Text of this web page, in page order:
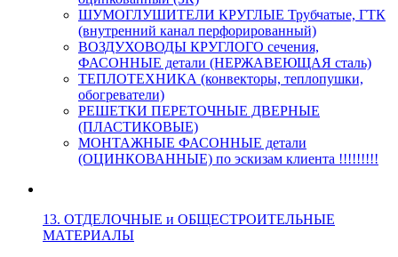
ШУМОГЛУШИТЕЛИ КРУГЛЫЕ Трубчатые, ГТК
(внутренний канал перфорированный)
ВОЗДУХОВОДЫ КРУГЛОГО сечения,
ФАСОННЫЕ детали (НЕРЖАВЕЮЩАЯ сталь)
ТЕПЛОТЕХНИКА (конвекторы, теплопушки,
обогреватели)
РЕШЕТКИ ПЕРЕТОЧНЫЕ ДВЕРНЫЕ
(ПЛАСТИКОВЫЕ)
МОНТАЖНЫЕ ФАСОННЫЕ детали
(ОЦИНКОВАННЫЕ) по эскизам клиента !!!!!!!!!
13. ОТДЕЛОЧНЫЕ и ОБЩЕСТРОИТЕЛЬНЫЕ
МАТЕРИАЛЫ